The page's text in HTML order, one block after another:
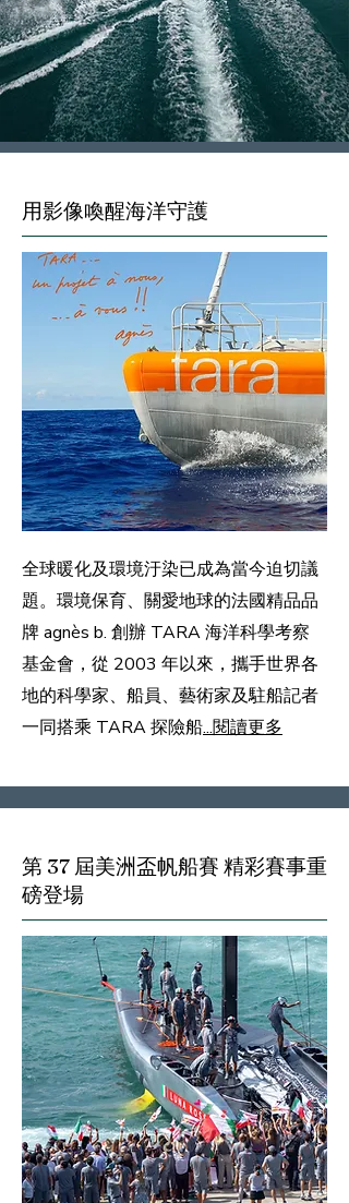
用影像喚醒海洋守護
全球暖化及環境汙染已成為當今迫切議
題。環境保育、關愛地球的法國精品品
牌 agnès b. 創辦 TARA 海洋科學考察
基金會，從 2003 年以來，攜手世界各
地的科學家、船員、藝術家及駐船記者
一同搭乘 TARA 探險船...閱讀更多
第 37 屆美洲盃帆船賽 精彩賽事重
磅登場